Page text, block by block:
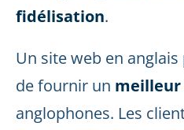
fidélisation.
Un site web en
de fournir un meilleur
anglophones. Les